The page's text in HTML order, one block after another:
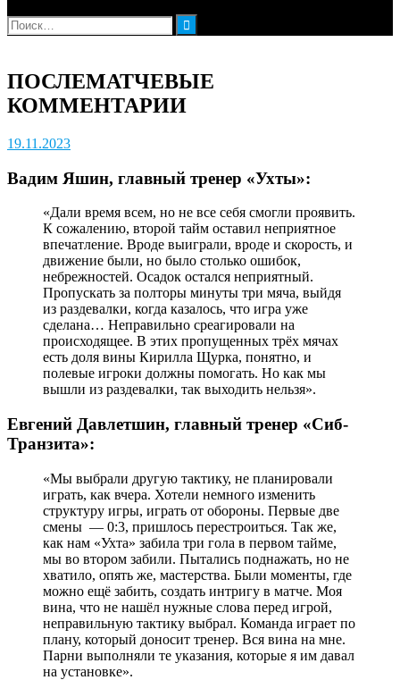
Найти:
ПОСЛЕМАТЧЕВЫЕ
КОММЕНТАРИИ
19.11.2023
Вадим Яшин, главный тренер «Ухты»:
«Дали время всем, но не все себя смогли проявить.
К сожалению, второй тайм оставил неприятное
впечатление. Вроде выиграли, вроде и скорость, и
движение были, но было столько ошибок,
небрежностей. Осадок остался неприятный.
Пропускать за полторы минуты три мяча, выйдя
из раздевалки, когда казалось, что игра уже
сделана… Неправильно среагировали на
происходящее. В этих пропущенных трёх мячах
есть доля вины Кирилла Щурка, понятно, и
полевые игроки должны помогать. Но как мы
вышли из раздевалки, так выходить нельзя».
Евгений Давлетшин, главный тренер «Сиб-
Транзита»:
«Мы выбрали другую тактику, не планировали
играть, как вчера. Хотели немного изменить
структуру игры, играть от обороны. Первые две
смены — 0:3, пришлось перестроиться. Так же,
как нам «Ухта» забила три гола в первом тайме,
мы во втором забили. Пытались поднажать, но не
хватило, опять же, мастерства. Были моменты, где
можно ещё забить, создать интригу в матче. Моя
вина, что не нашёл нужные слова перед игрой,
неправильную тактику выбрал. Команда играет по
плану, который доносит тренер. Вся вина на мне.
Парни выполняли те указания, которые я им давал
на установке».